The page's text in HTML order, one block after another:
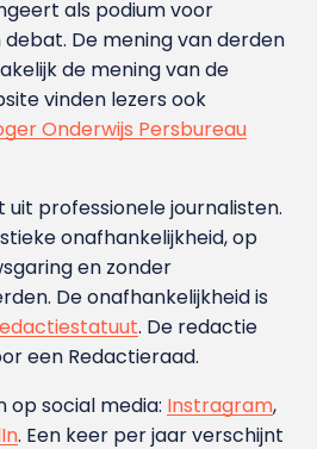
als podium voor
De mening van derden
de mening van de
vinden lezers ook
Onderwijs Persbureau
professionele journalisten.
onafhankelijkheid, op
en zonder
De onafhankelijkheid is
. De redactie
een Redactieraad.
op social media: Instragram,
. Een keer per jaar verschijnt